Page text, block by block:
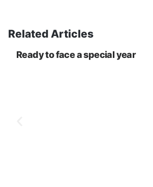
Related Articles
Ready to face a special year